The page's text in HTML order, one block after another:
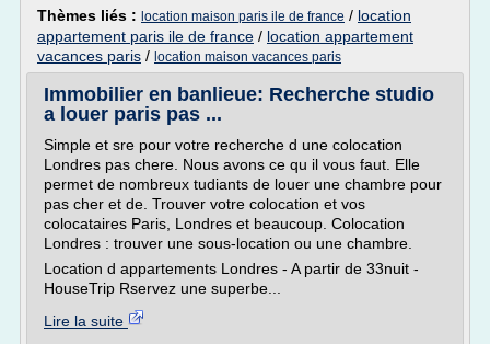
Thèmes liés : location maison paris ile de france / location
appartement paris ile de france / location appartement
vacances paris / location maison vacances paris
Immobilier en banlieue: Recherche studio
a louer paris pas ...
Simple et sre pour votre recherche d une colocation
Londres pas chere. Nous avons ce qu il vous faut. Elle
permet de nombreux tudiants de louer une chambre pour
pas cher et de. Trouver votre colocation et vos
colocataires Paris, Londres et beaucoup. Colocation
Londres : trouver une sous-location ou une chambre.
Location d appartements Londres - A partir de 33nuit -
HouseTrip Rservez une superbe...
Lire la suite